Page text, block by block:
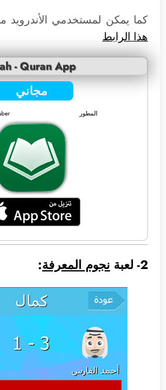
كما يمكن لمستخدمي الأندرويد
هذا الرابط
- Quran App
مجاني
المطور
2- لعبة نجوم المعرفة: